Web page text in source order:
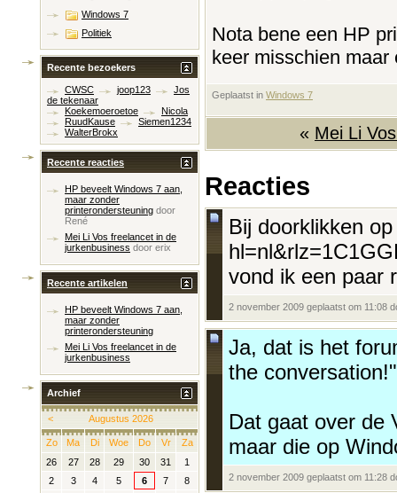
Nota bene een HP
keer misschien maar
Geplaatst in Windows 7
« Mei Li
Reacties
Bij doorklikken
vond ik een paar
2 november 2009 geplaatst om 11:08
Ja, dat is het
the
Dat gaat over de
maar die op
2 november 2009 geplaatst om 11:28
Windows 7
Politiek
Recente bezoekers
CWSC joop123
Jos
de tekenaar
Koekemoeroetoe
Nicola
RuudKause
Siemen1234
WalterBrokx
Recente reacties
HP beveelt Windows 7 aan,
maar zonder
printerondersteuning door
René
Mei Li Vos freelancet in de
jurkenbusiness door erix
Recente artikelen
HP beveelt Windows 7 aan,
maar zonder
printerondersteuning
Mei Li Vos freelancet in de
jurkenbusiness
Archief
< Augustus 2026
Zo Ma Di Woe Do Vr
Za
26
27 28 29 30 31
1
2
3 4 5 6 7
8